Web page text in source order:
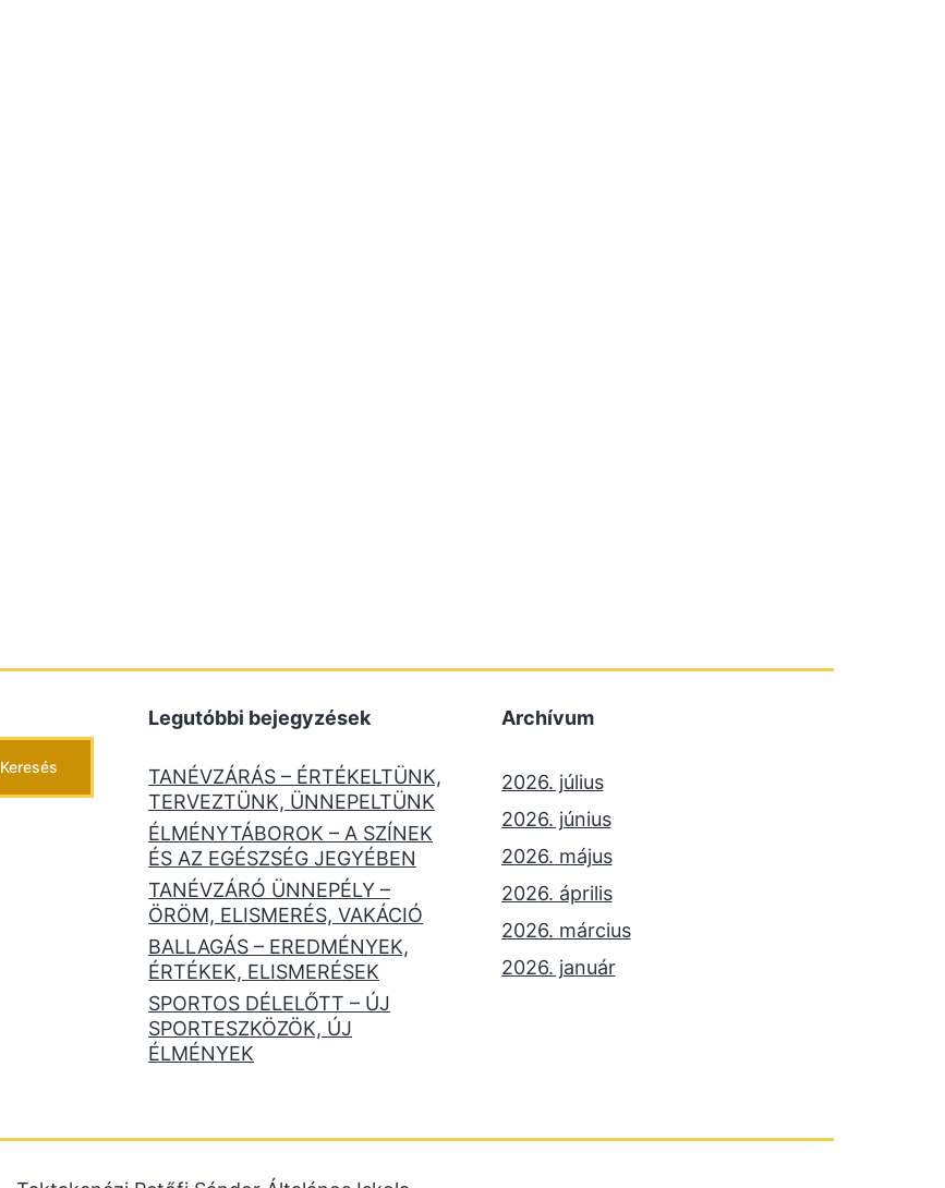
Keresés
Legutóbbi bejegyzések
TANÉVZÁRÁS – ÉRTÉKELTÜNK,
TERVEZTÜNK, ÜNNEPELTÜNK
ÉLMÉNYTÁBOROK – A SZÍNEK
ÉS AZ EGÉSZSÉG JEGYÉBEN
TANÉVZÁRÓ ÜNNEPÉLY –
ÖRÖM, ELISMERÉS, VAKÁCIÓ
BALLAGÁS – EREDMÉNYEK,
ÉRTÉKEK, ELISMERÉSEK
SPORTOS DÉLELŐTT – ÚJ
SPORTESZKÖZÖK, ÚJ
ÉLMÉNYEK
Archívum
2026. július
2026. június
2026. május
2026. április
2026. március
2026. január